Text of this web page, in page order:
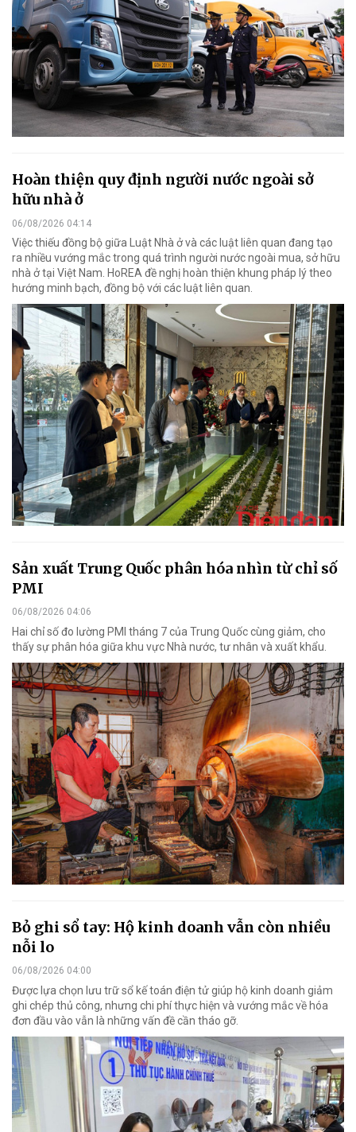
Hoàn thiện quy định người nước ngoài sở
hữu nhà ở
06/08/2026 04:14
Việc thiếu đồng bộ giữa Luật Nhà ở và các luật liên quan đang tạo
ra nhiều vướng mắc trong quá trình người nước ngoài mua, sở hữu
nhà ở tại Việt Nam. HoREA đề nghị hoàn thiện khung pháp lý theo
hướng minh bạch, đồng bộ với các luật liên quan.
Sản xuất Trung Quốc phân hóa nhìn từ chỉ số
PMI
06/08/2026 04:06
Hai chỉ số đo lường PMI tháng 7 của Trung Quốc cùng giảm, cho
thấy sự phân hóa giữa khu vực Nhà nước, tư nhân và xuất khẩu.
Bỏ ghi sổ tay: Hộ kinh doanh vẫn còn nhiều
nỗi lo
06/08/2026 04:00
Được lựa chọn lưu trữ sổ kế toán điện tử giúp hộ kinh doanh giảm
ghi chép thủ công, nhưng chi phí thực hiện và vướng mắc về hóa
đơn đầu vào vẫn là những vấn đề cần tháo gỡ.